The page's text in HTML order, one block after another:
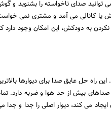
توانید صدای ناخواسته را بشنوید و
یا کانالی می آمد و مشتری نمی
به دودکش، این امکان وجود دارد
راه حل عایق صدا برای دیوارها
صداهای بیش از حد هوا و ضربه دارد.
می کند، دیوار اصلی را جدا و جدا